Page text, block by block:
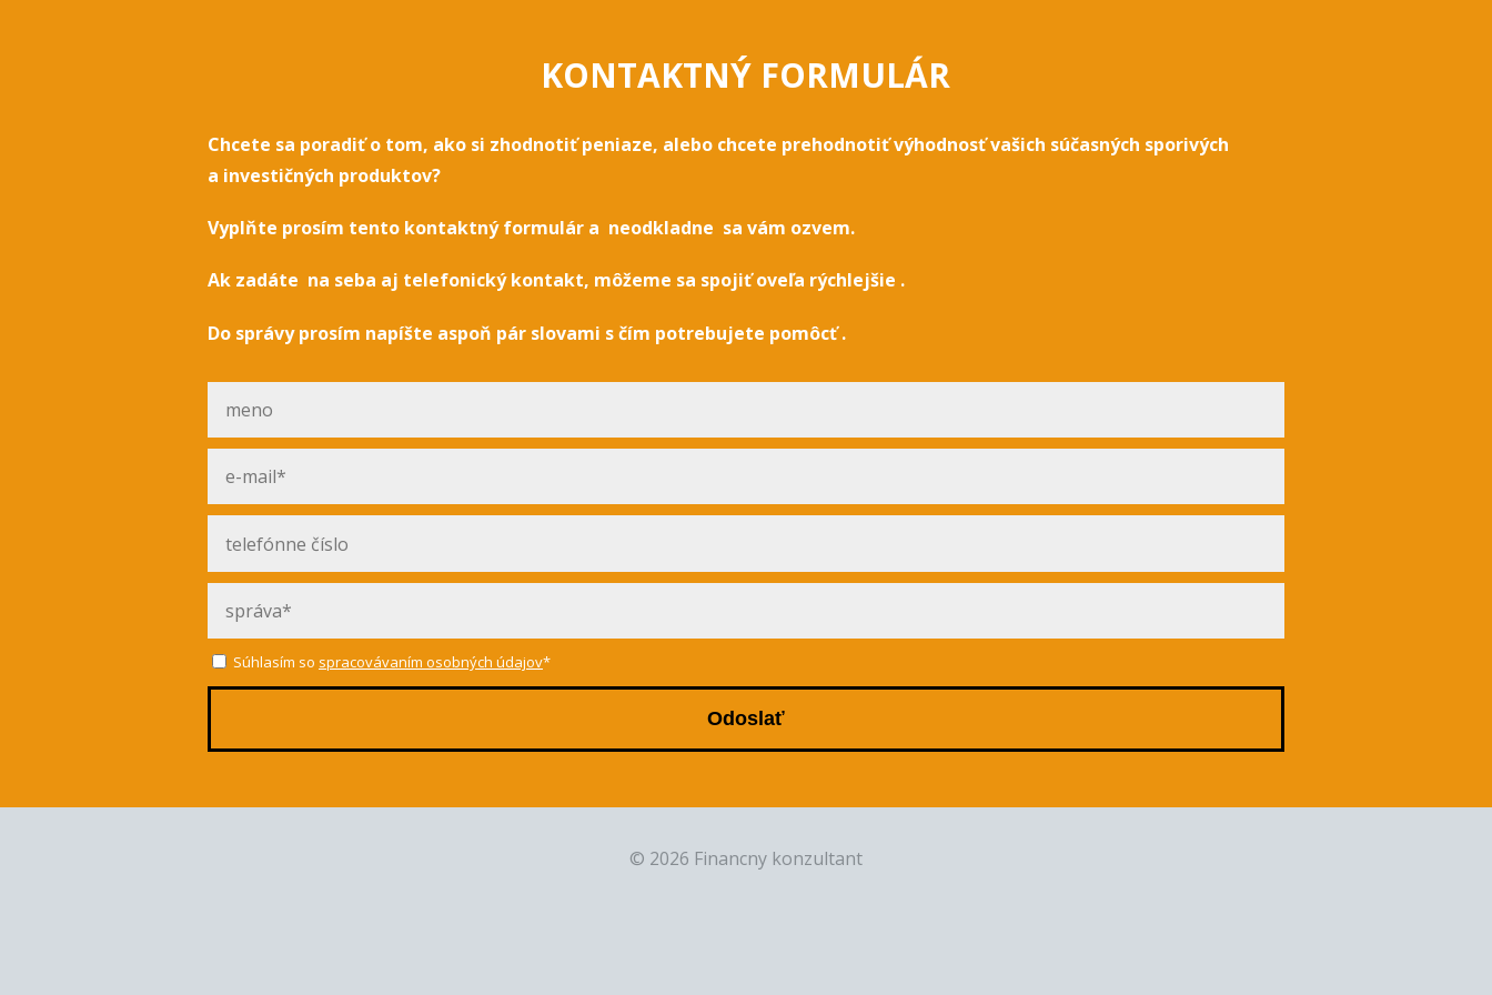
KONTAKTNÝ FORMULÁR
Chcete sa poradiť o tom, ako si zhodnotiť peniaze, alebo chcete prehodnotiť výhodnosť vašich súčasných sporivých
a investičných produktov?
Vyplňte prosím tento kontaktný formulár a neodkladne sa vám ozvem.
Ak zadáte na seba aj telefonický kontakt, môžeme sa spojiť oveľa rýchlejšie .
Do správy prosím napíšte aspoň pár slovami s čím potrebujete pomôcť .
Súhlasím so spracovávaním osobných údajov*
Odoslať
© 2026 Financny konzultant